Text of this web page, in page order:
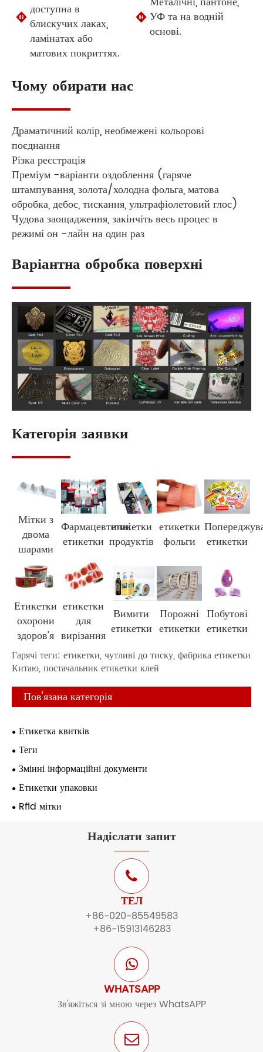
доступна в
блискучих лаках,
ламінатах або
матових покриттях.
УФ та на водній
основі.
Чому обирати нас
Драматичний колір, необмежені кольорові
поєднання
Різка реєстрація
Преміум -варіанти оздоблення (гаряче
штампування, золота/холодна фольга, матова
обробка, дебос, тискання, ультрафіолетовий глос)
Чудова заощадження, закінчіть весь процес в
режимі он -лайн на один раз
Варіантна обробка поверхні
Категорія заявки
Мітки з
двома
шарами
Фармацевтичні
етикетки
етикетки
продуктів
етикетки
фольги
етикетки
Етикетки
охорони
здоров’я
етикетки
для
вирізання
Вимити
етикетки
Порожні
етикетки
Побутові
етикетки
Гарячі теги: етикетки, чутливі до тиску, фабрика етикетки
Китаю, постачальник етикетки клей
Пов'язана категорія
Етикетка квитків
Теги
Змінні інформаційні документи
Етикетки упаковки
Rfid мітки
Надіслати запит
ТЕЛ
+86-020-85549583
+86-15913146283
WHATSAPP
Зв'яжіться зі мною через WhatsAPP